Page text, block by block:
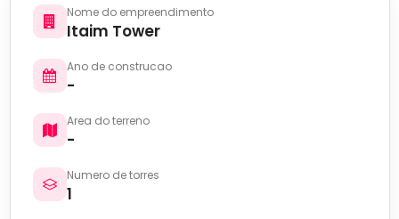
Nome do empreendimento
Itaim Tower
Ano de construcao
-
Area do terreno
-
Numero de torres
1